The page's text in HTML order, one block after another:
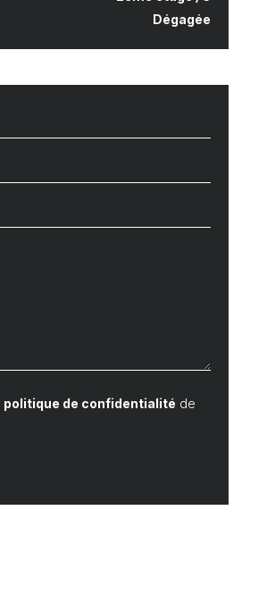
Dégagée
politique de confidentialité de